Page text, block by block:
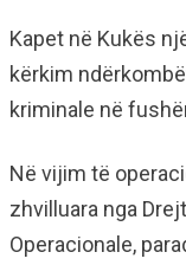
Kapet në Kukës
kërkim
kriminale në
Në vijim të
zhvilluara nga
Operacionale,